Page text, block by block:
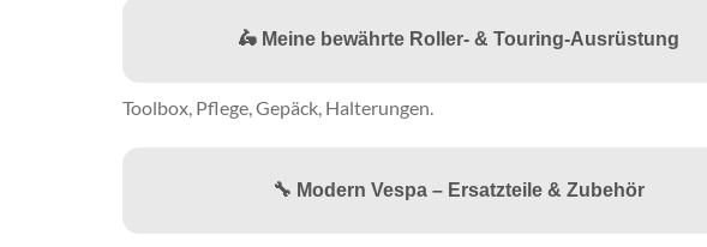
🛵 Meine bewährte Roller- & Touring-Ausrüstung
Toolbox, Pflege, Gepäck, Halterungen.
🔧 Modern Vespa – Ersatzteile & Zubehör